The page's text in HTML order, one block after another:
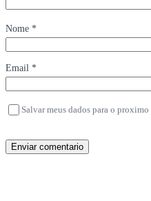
Nome *
Email *
Salvar meus dados para o
Enviar comentario